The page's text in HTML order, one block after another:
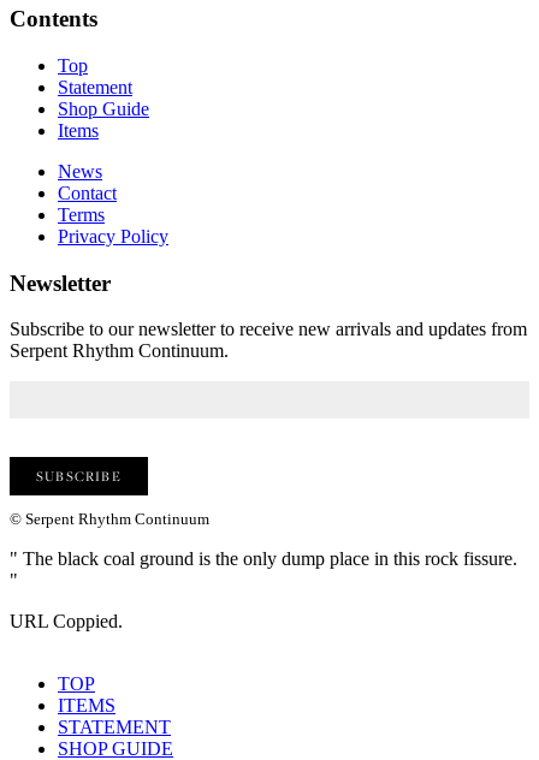
Contents
Top
Statement
Shop Guide
Items
News
Contact
Terms
Privacy Policy
Newsletter
Subscribe to our newsletter to receive new arrivals and updates from
Serpent Rhythm Continuum.
© Serpent Rhythm Continuum
" The black coal ground is the only dump place in this rock fissure.
"
URL Coppied.
TOP
ITEMS
STATEMENT
SHOP GUIDE